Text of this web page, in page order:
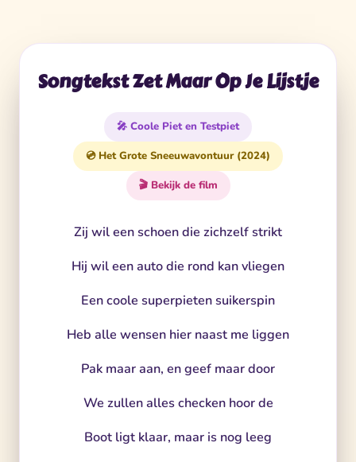
Songtekst Zet Maar Op Je Lijstje
🎤 Coole Piet en Testpiet
💿 Het Grote Sneeuwavontuur (2024)
🎬 Bekijk de film
Zij wil een schoen die zichzelf strikt
Hij wil een auto die rond kan vliegen
Een coole superpieten suikerspin
Heb alle wensen hier naast me liggen
Pak maar aan, en geef maar door
We zullen alles checken hoor de
Boot ligt klaar, maar is nog leeg